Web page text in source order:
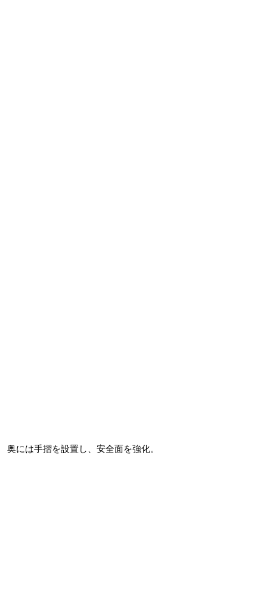
奥には手摺を設置し、安全面を強化。